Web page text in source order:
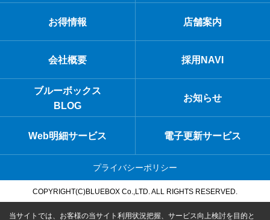
お得情報 店舗案内
会社概要 採用NAVI
ブルーボックス
BLOG
お知らせ
Web明細サービス 電子更新サービス
プライバシーポリシー
COPYRIGHT(C)BLUEBOX Co.,LTD. ALL RIGHTS RESERVED.
当サイトでは、お客様の当サイト利用状況把握、サービス向上検討を目的と